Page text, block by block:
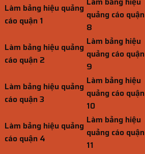
Làm bảng hiệu quảng
cáo quận 1
quảng cáo quận
8
Làm bảng hiệu quảng
cáo quận 2
Làm bảng hiệu
quảng cáo quận
9
Làm bảng hiệu quảng
cáo quận 3
Làm bảng hiệu
quảng cáo quận
10
Làm bảng hiệu quảng
cáo quận 4
Làm bảng hiệu
quảng cáo quận
11